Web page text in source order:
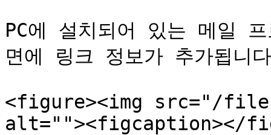
PC에 설치되어 있는 메일
면에 링크 정보가 추가됩니
<figure><img src="/files/
alt=""><figcaption></